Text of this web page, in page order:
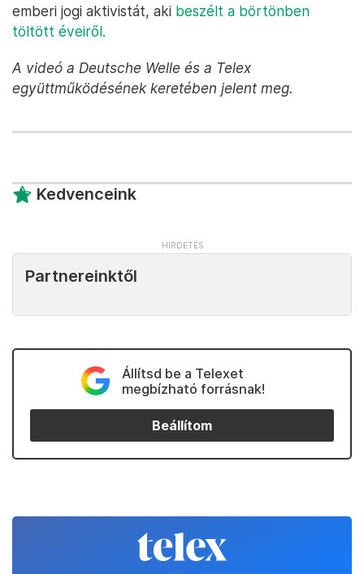
emberi jogi aktivistát, aki beszélt a börtönben
töltött éveiről.
A videó a Deutsche Welle és a Telex
együttműködésének keretében jelent meg.
Kedvenceink
Partnereinktől
Állítsd be a Telexet
megbízható forrásnak!
Beállítom